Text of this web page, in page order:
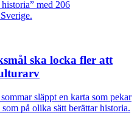
ska locka fler att
släppt en karta som pekar
på olika sätt berättar historia.